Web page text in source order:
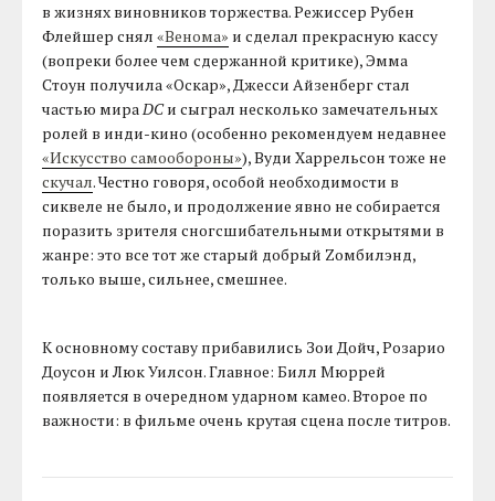
в жизнях виновников торжества. Режиссер Рубен
Флейшер снял«Венома» и сделал прекрасную кассу
(вопреки более чем сдержанной критике), Эмма
Стоун получила «Оскар», Джесси Айзенберг стал
частью мираDCи сыграл несколько замечательных
ролей в инди-кино (особенно рекомендуем недавнее
«Искусство самообороны»), Вуди Харрельсон тоже не
скучал. Честно говоря, особой необходимости в
сиквеле не было, и продолжение явно не собирается
поразить зрителя сногсшибательными открытями в
жанре: это все тот же старый добрый Zомбилэнд,
только выше, сильнее, смешнее.
К основному составу прибавились Зои Дойч, Розарио
Доусон и Люк Уилсон. Главное: Билл Мюррей
появляется в очередном ударном камео. Второе по
важности: в фильме очень крутая сцена после титров.